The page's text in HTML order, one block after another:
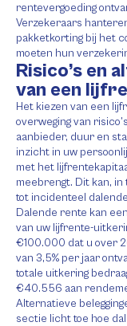
rentevergoeding
Verzekeraars
pakketkorting bij het
moeten hun
Risico’s en
van een
Het kiezen van een
overweging van
aanbieder, duur en
inzicht in uw
met het
meebrengt. Dit kan,
tot incidenteel
Dalende rente kan
van uw lijfrente-
€100.000 dat u over
van 3,5% per jaar
totale uitkering
€40.556 aan
Alternatieve
sectie licht toe hoe